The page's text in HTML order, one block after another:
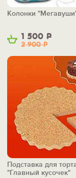
1 500 Р
2 900Р
Колонки
Подставка для
"Главный кусочек"